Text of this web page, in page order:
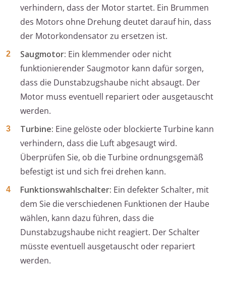
verhindern, dass der Motor startet. Ein Brummen
des Motors ohne Drehung deutet darauf hin, dass
der Motorkondensator zu ersetzen ist.
Saugmotor: Ein klemmender oder nicht
funktionierender Saugmotor kann dafür sorgen,
dass die Dunstabzugshaube nicht absaugt. Der
Motor muss eventuell repariert oder ausgetauscht
werden.
Turbine: Eine gelöste oder blockierte Turbine kann
verhindern, dass die Luft abgesaugt wird.
Überprüfen Sie, ob die Turbine ordnungsgemäß
befestigt ist und sich frei drehen kann.
Funktionswahlschalter: Ein defekter Schalter, mit
dem Sie die verschiedenen Funktionen der Haube
wählen, kann dazu führen, dass die
Dunstabzugshaube nicht reagiert. Der Schalter
müsste eventuell ausgetauscht oder repariert
werden.